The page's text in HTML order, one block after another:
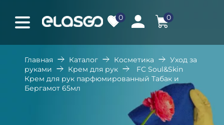
0 0
Главная Каталог Косметика
Уход за
руками
Крем для рук
FC Soul&Skin
Крем для рук парфюмированный Табак и
Бергамот 65мл